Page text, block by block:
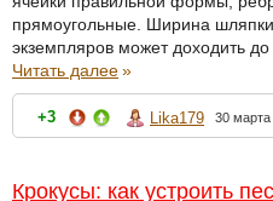
прямоугольные. Ширина
экземпляров может доходить
Читать далее»
+3 Lika179 30 марта
Крокусы: как устроить